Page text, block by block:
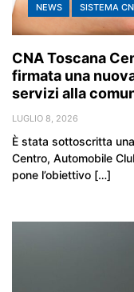
NEWS SISTEMA
CNA Toscana
firmata una
servizi alla
LUGLIO 8, 2026
È stata sottoscritta
Centro, Automobile
pone l’obiettivo […]